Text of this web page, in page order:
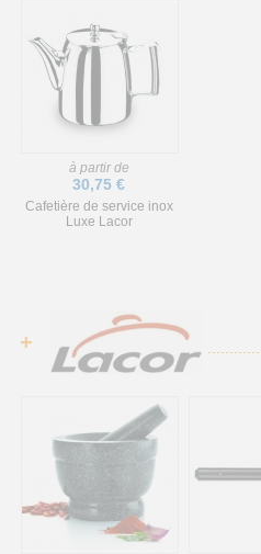
à partir de
30,75 €
Cafetière de service inox
Luxe Lacor
+